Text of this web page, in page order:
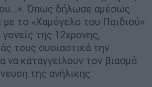
Όπως δήλωσε αμέσως
με το «Χαμόγελο του Παιδιού»
της 12χρονης,
τους ουσιαστικά την
να καταγγείλουν τον βιασμό
της ανήλικης.